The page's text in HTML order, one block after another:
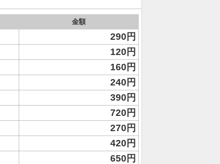
金額
290円
120円
160円
240円
390円
720円
270円
420円
650円